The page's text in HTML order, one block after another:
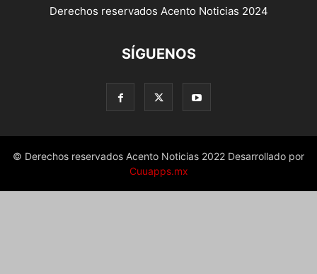
Derechos reservados Acento Noticias 2024
SÍGUENOS
© Derechos reservados Acento Noticias 2022 Desarrollado por
Cuuapps.mx